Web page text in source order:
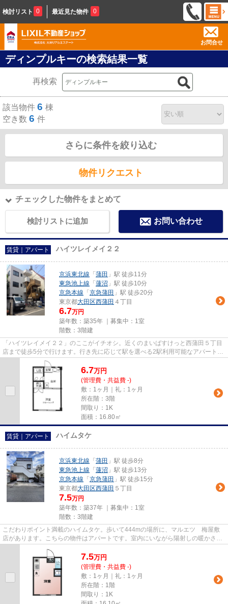
検討リスト 0 最近見た物件 0
お問合せ
ディンプルキーの検索結果一覧
再検索
該当物件 6 棟
空き数 6 件
さらに条件を絞り込む
物件リクエスト
チェックした物件をまとめて
検討リストに追加 お問い合わせ
賃貸｜アパート ハイツレイメイ２２
京浜東北線 「 蒲田 」駅 徒歩11分
東急池上線 「 蓮沼 」駅 徒歩10分
京急本線 「 京急蒲田 」駅 徒歩20分
東京都大田区西蒲田 ４丁目
6.7万円
築年数：築35年 ｜募集中： 1室
階数：3階建
「ハイツレイメイ２２」のここがイチオシ。近くのまいばすけっと西蒲田５丁目
店まで徒歩5分で行けます。行き先に応じて駅を選べる2駅利用可能なアパートで
す。最上階のアパートです。...
6.7万円
(管理費・共益費 -)
敷：1ヶ月｜礼：1ヶ月
所在階：3階
間取り：1K
面積：16.80㎡
賃貸｜アパート ハイムタケ
京浜東北線 「 蒲田 」駅 徒歩8分
東急池上線 「 蓮沼 」駅 徒歩13分
京急本線 「 京急蒲田 」駅 徒歩15分
東京都大田区西蒲田 ５丁目
7.5万円
築年数：築37年 ｜募集中： 1室
階数：3階建
こだわりポイント満載のハイムタケ。歩いて444mの場所に、マルエツ 梅屋敷
店があります。こちらの物件はアパートです。室内にいながら陽射しの暖かさを
7.5万円
(管理費・共益費 -)
敷：1ヶ月｜礼：1ヶ月
所在階：1階
間取り：1K